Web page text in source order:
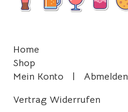
Home
Shop
Mein Konto | Abmelden
Vertrag Widerrufen